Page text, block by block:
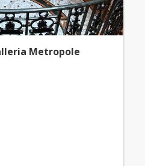
Metropole